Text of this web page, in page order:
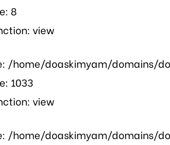
8
view
/home/doaskimyam/domains/
1033
view
/home/doaskimyam/domains/